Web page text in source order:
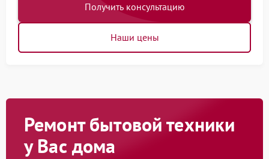
Получить консультацию
Наши цены
Ремонт бытовой техники
у Вас дома